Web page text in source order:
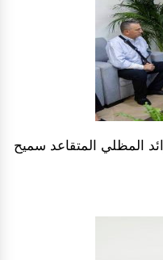
المظلي المتقاعد سميح